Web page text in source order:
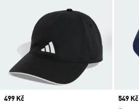
Price
499 Kč
Price
549 Kč